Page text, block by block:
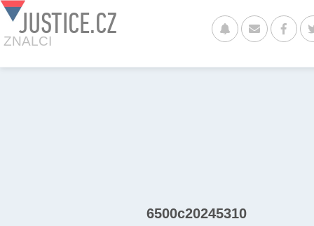
JUSTICE.CZ
ZNALCI
6500c20245310